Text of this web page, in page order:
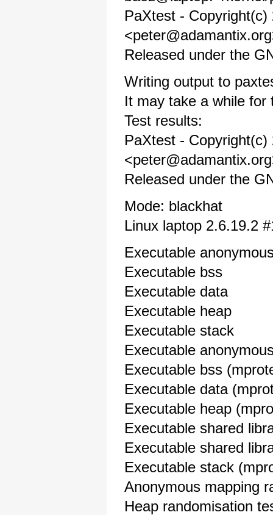
PaXtest -
Released under the
Writing output to
It may take a while
Test results:
PaXtest -
Released under the
Mode: blackhat
Linux laptop 2.6.19.2
Executable
Executable
Executable
Executable
Executable
Executable
Executable bss
Executable data
Executable heap
Executable shared
Executable shared
Executable stack
Anonymous mapping
Heap randomisation